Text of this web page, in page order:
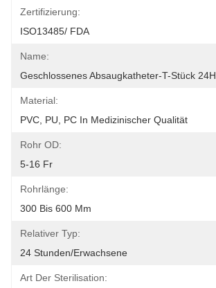
Zertifizierung:
ISO13485/ FDA
Name:
Geschlossenes Absaugkatheter-T-Stück 24H
Material:
PVC, PU, PC In Medizinischer Qualität
Rohr OD:
5-16 Fr
Rohrlänge:
300 Bis 600 Mm
Relativer Typ:
24 Stunden/Erwachsene
Art Der Sterilisation: